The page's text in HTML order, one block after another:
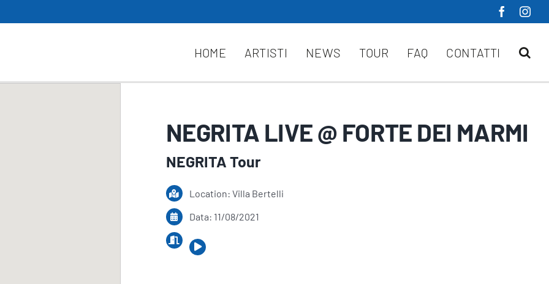
HOME ARTISTI NEWS TOUR FAQ CONTATTI
NEGRITA LIVE @ FORTE DEI MARMI
NEGRITA Tour
Location: Villa Bertelli
Data: 11/08/2021